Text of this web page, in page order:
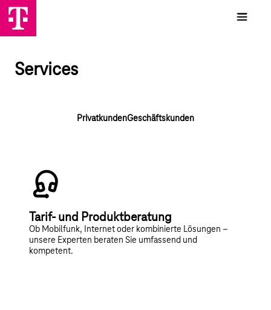
Services
PrivatkundenGeschäftskunden
Tarif- und Produktberatung
Ob Mobilfunk, Internet oder kombinierte Lösungen –
unsere Experten beraten Sie umfassend und
kompetent.